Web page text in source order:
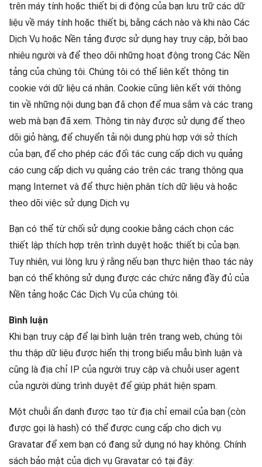
trên máy tính hoặc thiết bị di động của bạn lưu trữ các dữ
liệu về máy tính hoặc thiết bị, bằng cách nào và khi nào Các
Dịch Vụ hoặc Nền tảng được sử dụng hay truy cập, bởi bao
nhiêu người và để theo dõi những hoạt động trong Các Nền
tảng của chúng tôi. Chúng tôi có thể liên kết thông tin
cookie với dữ liệu cá nhân. Cookie cũng liên kết với thông
tin về những nội dung bạn đã chọn để mua sắm và các trang
web mà bạn đã xem. Thông tin này được sử dụng để theo
dõi giỏ hàng, để chuyển tải nội dung phù hợp với sở thích
của bạn, để cho phép các đối tác cung cấp dịch vụ quảng
cáo cung cấp dịch vụ quảng cáo trên các trang thông qua
mạng Internet và để thực hiện phân tích dữ liệu và hoặc
theo dõi việc sử dụng Dịch vụ
Bạn có thể từ chối sử dụng cookie bằng cách chọn các
thiết lập thích hợp trên trình duyệt hoặc thiết bị của bạn.
Tuy nhiên, vui lòng lưu ý rằng nếu bạn thực hiện thao tác này
bạn có thể không sử dụng được các chức năng đầy đủ của
Nền tảng hoặc Các Dịch Vụ của chúng tôi.
Bình luận
Khi bạn truy cập để lại bình luận trên trang web, chúng tôi
thu thập dữ liệu được hiển thị trong biểu mẫu bình luận và
cũng là địa chỉ IP của người truy cập và chuỗi user agent
của người dùng trình duyệt để giúp phát hiện spam.
Một chuỗi ẩn danh được tạo từ địa chỉ email của bạn (còn
được gọi là hash) có thể được cung cấp cho dịch vụ
Gravatar để xem bạn có đang sử dụng nó hay không. Chính
sách bảo mật của dịch vụ Gravatar có tại đây: